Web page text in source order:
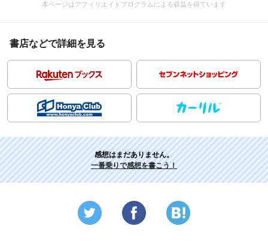
本ページはアフィリエイトプログラムによる収益を得ています
書店などで詳細を見る
感想はまだありません。
一番乗りで感想を書こう！